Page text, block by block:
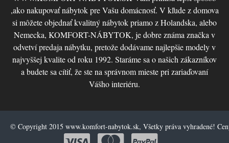
,ako nakupovať nábytok pre Vašu domácnosť. V kľude z domova
si môžete objednať kvalitný nábytok priamo z Holandska, alebo
Nemecka, KOMFORT-NÁBYTOK, je dobre známa značka v
odvetví predaja nábytku, pretože dodávame najlepšie modely v
najvyššej kvalite od roku 1992. Staráme sa o našich zákazníkov
a budete sa cítiť, že ste na správnom mieste pri zariaďovaní
Vášho interiéru.
© Copyright 2015 www.komfort-nabytok.sk, Všetky práva vyhradené!